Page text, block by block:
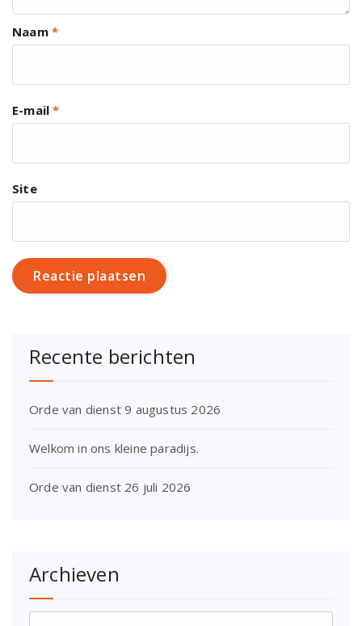
Naam *
E-mail*
Site
Recente berichten
Orde van dienst 9 augustus 2026
Welkom in ons kleine paradijs.
Orde van dienst 26 juli 2026
Archieven
Archieven